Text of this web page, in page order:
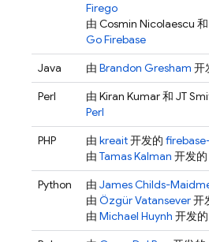
Firego
由 Cosmin Nicolaescu
Go Firebase
Java
由 Brandon Gresham 开
Perl
由 Kiran Kumar 和 JT
Perl
PHP
由 kreait开发的
由 Tamas Kalman 开发的
Python
由 James Childs-
由 Özgür Vatansever开
由 Michael Huynh 开发的